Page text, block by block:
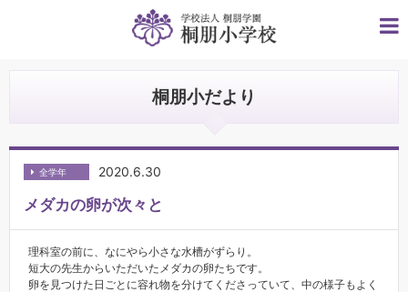
桐朋小だより
2020.6.30
全学年
メダカの卵が次々と
理科室の前に、なにやら小さな水槽がずらり。
短大の先生からいただいたメダカの卵たちです。
卵を見つけた日ごとに容れ物を分けてくださっていて、中の様子もよく